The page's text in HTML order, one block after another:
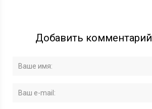
Добавить комментарий